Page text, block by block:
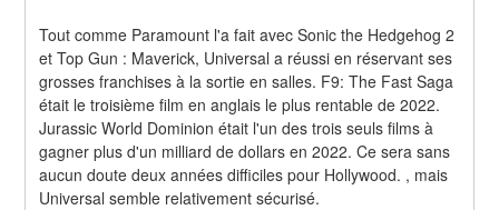
Tout comme Paramount l'a fait avec Sonic the Hedgehog 2
et Top Gun : Maverick, Universal a réussi en réservant ses
grosses franchises à la sortie en salles. F9: The Fast Saga
était le troisième film en anglais le plus rentable de 2022.
Jurassic World Dominion était l'un des trois seuls films à
gagner plus d'un milliard de dollars en 2022. Ce sera sans
aucun doute deux années difficiles pour Hollywood. , mais
Universal semble relativement sécurisé.